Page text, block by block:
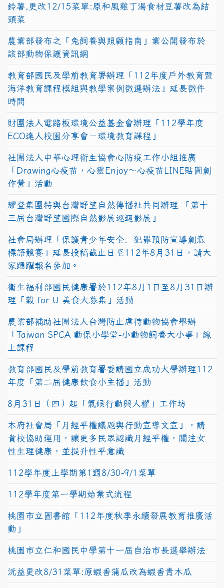
鈴薯,更改12/15菜單:原和風雞丁湯食材豆薯改為結
頭菜
農業部發布之「兔飼養與照顧指南」業公開發布於
該部動物保護資訊網
教育部國民及學前教育署辦理「112年度戶外教育暨
海洋教育課程模組與教學案例徵選辦法」延長徵件
時間
財團法人電路板環境公益基金會辦理「112學年度
ECO達人校園分享會－環境教育課程」
社團法人中華心理衛生協會心防疫工作小組推廣
「Drawing心疫苗，心靈Enjoy〜心疫苗LINE貼圖創
作營」活動
耀登集團特與台灣野望自然傳播社共同辦理 「第十
三屆台灣野望國際自然影展巡迴影展」
社會局辦理「保護青少年安全．犯罪預防宣導創意
標語競賽」延長投稿截止日至112年8月31日，請大
家踴躍報名參加。
衛生福利部國民健康署於112年8月1日至8月31日辦
理「穀 for U 美食大募集」活動
農業部補助社團法人台灣防止虐待動物協會舉辦
「Taiwan SPCA 動保小學堂-小動物飼養大小事」線
上課程
教育部國民及學前教育署委請國立成功大學辦理112
年度「第二屆健康飲食小主播」活動
8月31日（四）起「氣候行動與人權」工作坊
本府社會局「月經平權議題與行動宣導文宣」，請
貴校協助運用，讓更多民眾認識月經平權，關注女
性生理健康，並提升性平意識
112學年度上學期第1週8/30-9/1菜單
112學年度第一學期始業式流程
桃園市立圖書館「112年度秋季永續發展教育推廣活
動」
桃園市立仁和國民中學第十一屆自治市長選舉辦法
沅益更改8/31菜單:原蝦香蒲瓜改為蝦香青木瓜